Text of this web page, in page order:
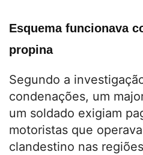
Esquema funcionava
propina
Segundo a
condenações, um
um soldado exigiam
motoristas que
clandestino nas